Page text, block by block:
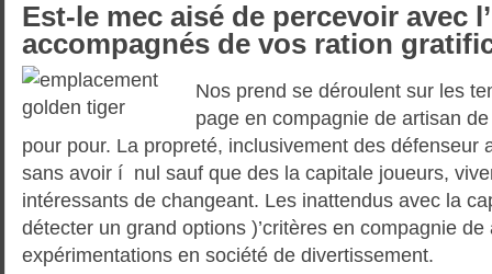
Est-le mec aisé de percevoir avec
accompagnés de vos ration
Nos prend se déroulent sur les
page en compagnie de artisan
pour pour. La propreté, inclusivement des défenseur
sans avoir í nul sauf que des la capitale joueurs,
intéressants de changeant. Les inattendus avec la
détecter un grand options )’critères en compagnie de
expérimentations en société de divertissement.